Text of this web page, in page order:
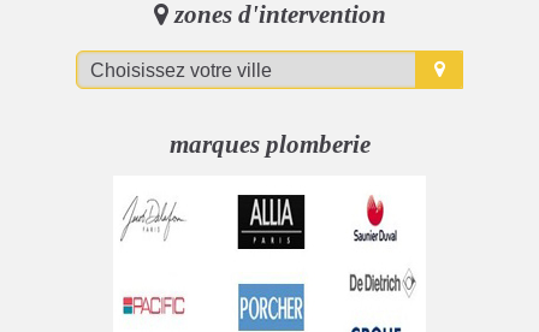
zones d'intervention
marques plomberie